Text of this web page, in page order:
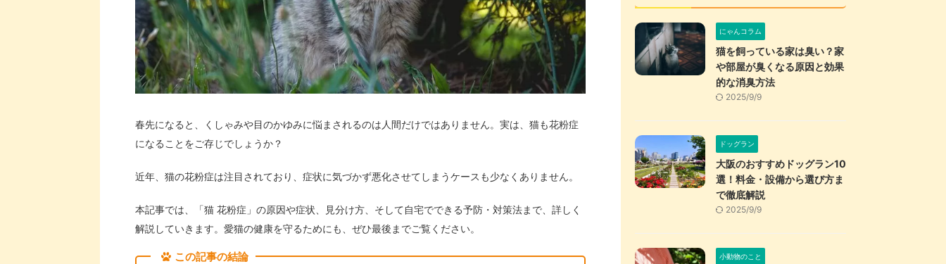
春先になると、くしゃみや目のかゆみに悩まされるのは人間だけではありません。実は、猫も花粉症
になることをご存じでしょうか？
近年、猫の花粉症は注目されており、症状に気づかず悪化させてしまうケースも少なくありません。
本記事では、「猫 花粉症」の原因や症状、見分け方、そして自宅でできる予防・対策法まで、詳しく
解説していきます。愛猫の健康を守るためにも、ぜひ最後までご覧ください。
この記事の結論
にゃんコラム
猫を飼っている家は臭い？家
や部屋が臭くなる原因と効果
的な消臭方法
2025/9/9
ドッグラン
大阪のおすすめドッグラン10
選！料金・設備から選び方ま
で徹底解説
2025/9/9
小動物のこと